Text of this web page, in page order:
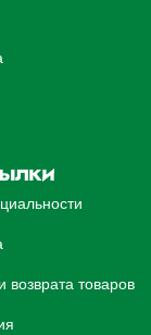
возврата товаров